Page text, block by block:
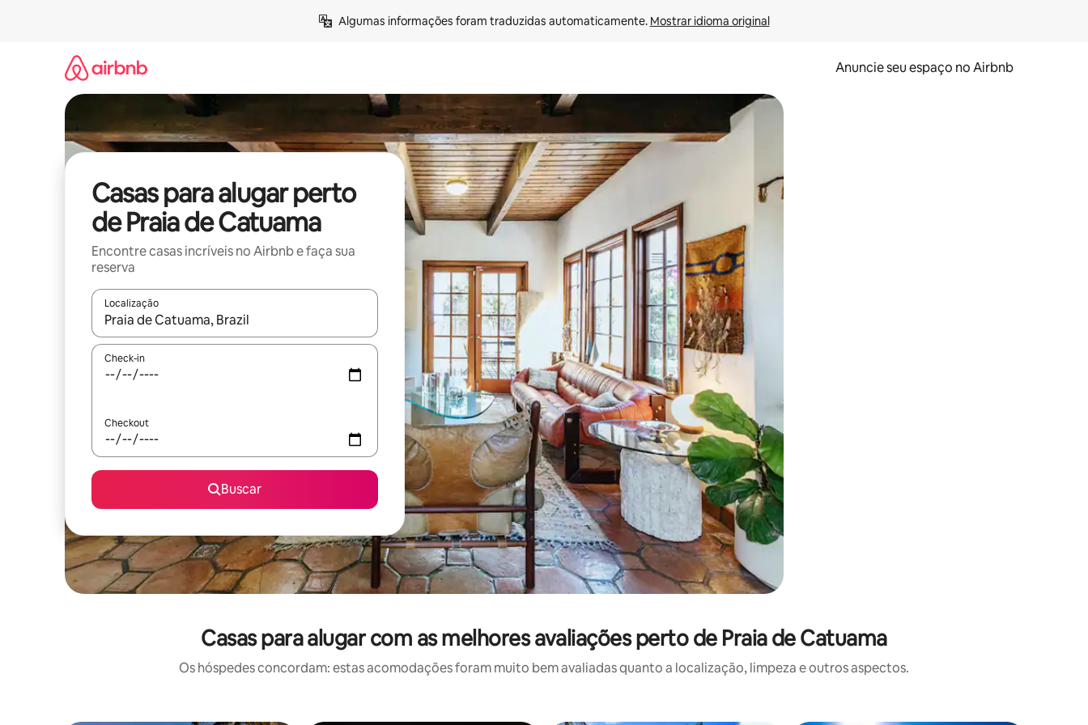
Algumas informações foram traduzidas automaticamente. Mostrar idioma original
Anuncie seu espaço no Airbnb
Casas para alugar perto
de Praia de Catuama
Encontre casas incríveis no Airbnb e faça sua
reserva
Localização
Quando os resultados estiverem disponíveis, explore-os usando as seta para cima e para baixo do teclado ou tocando e deslizando o dedo na tela.
Check-in
Checkout
Buscar
Casas para alugar com as melhores avaliações perto de Praia de Catuama
Os hóspedes concordam: estas acomodações foram muito bem avaliadas quanto a localização, limpeza e outros aspectos.